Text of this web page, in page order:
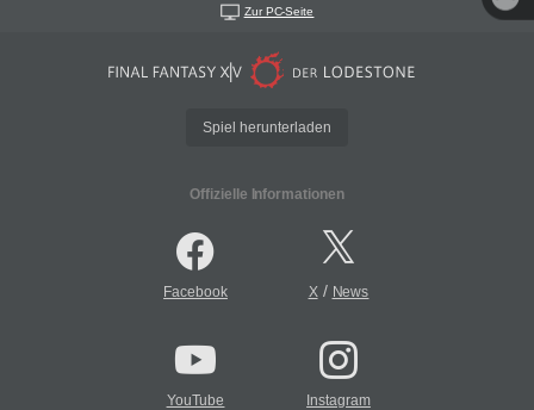
Zur PC-Seite
Spiel herunterladen
Offizielle Informationen
Facebook X/ News
YouTube Instagram